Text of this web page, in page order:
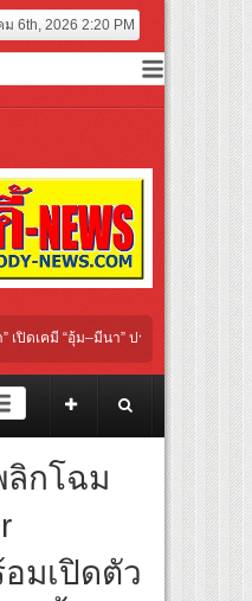
6th, 2026 2:20 PM
ม–มีนา” ประกบคู่ครั้งสำคัญ ชวนแฟนปัก
คมเปญ “HPV ไม่เป็นไร…ไม่ได้”
สาวทีมชาติไทย 15 ส.ค.นี้
เชียงดาใน “หอมแผ่นดินฯ”
ะขาบหนังไทยในรอบปฐมทัศน์โลก ณ
งประชันความสยอง!
ม–มีนา” ประกบคู่ครั้งสำคัญ ชวนแฟนปัก
ลิกโฉม
อมเปิดตัว